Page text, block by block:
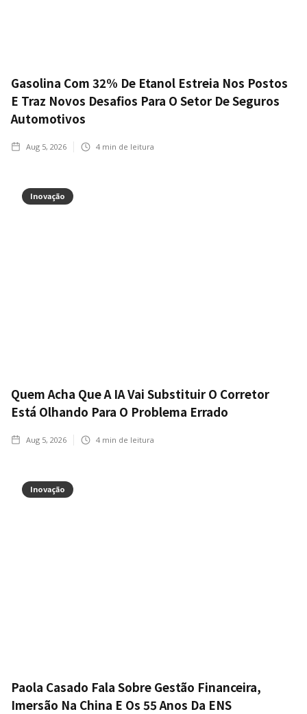
Gasolina Com 32% De Etanol Estreia Nos Postos
E Traz Novos Desafios Para O Setor De Seguros
Automotivos
Aug 5, 2026 4 min de leitura
Inovação
Quem Acha Que A IA Vai Substituir O Corretor
Está Olhando Para O Problema Errado
Aug 5, 2026 4 min de leitura
Inovação
Paola Casado Fala Sobre Gestão Financeira,
Imersão Na China E Os 55 Anos Da ENS